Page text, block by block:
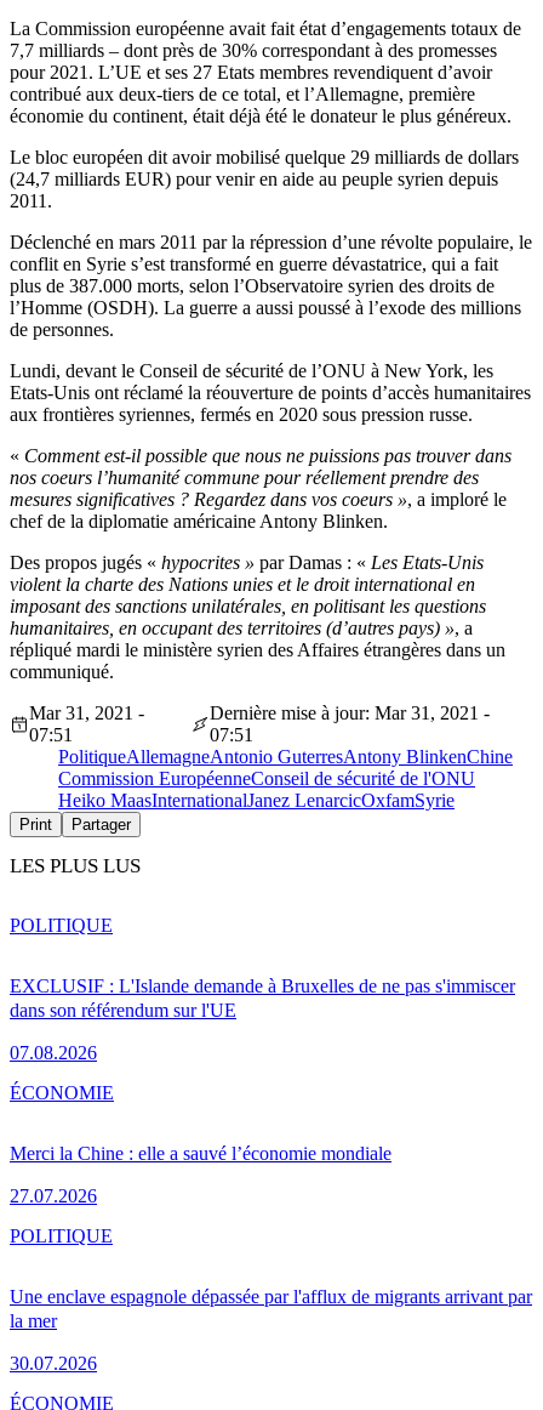
La Commission européenne avait fait état d’engagements totaux de
7,7 milliards – dont près de 30% correspondant à des promesses
pour 2021. L’UE et ses 27 Etats membres revendiquent d’avoir
contribué aux deux-tiers de ce total, et l’Allemagne, première
économie du continent, était déjà été le donateur le plus généreux.
Le bloc européen dit avoir mobilisé quelque 29 milliards de dollars
(24,7 milliards EUR) pour venir en aide au peuple syrien depuis
2011.
Déclenché en mars 2011 par la répression d’une révolte populaire, le
conflit en Syrie s’est transformé en guerre dévastatrice, qui a fait
plus de 387.000 morts, selon l’Observatoire syrien des droits de
l’Homme (OSDH). La guerre a aussi poussé à l’exode des millions
de personnes.
Lundi, devant le Conseil de sécurité de l’ONU à New York, les
Etats-Unis ont réclamé la réouverture de points d’accès humanitaires
aux frontières syriennes, fermés en 2020 sous pression russe.
« Comment est-il possible que nous ne puissions pas trouver dans
nos coeurs l’humanité commune pour réellement prendre des
mesures significatives ? Regardez dans vos coeurs », a imploré le
chef de la diplomatie américaine Antony Blinken.
Des propos jugés « hypocrites » par Damas : « Les Etats-Unis
violent la charte des Nations unies et le droit international en
imposant des sanctions unilatérales, en politisant les questions
humanitaires, en occupant des territoires (d’autres pays) », a
répliqué mardi le ministère syrien des Affaires étrangères dans un
communiqué.
Mar 31, 2021 -
07:51
Dernière mise à jour: Mar 31, 2021 -
07:51
PolitiqueAllemagneAntonio GuterresAntony BlinkenChine
Commission EuropéenneConseil de sécurité de l'ONU
Heiko MaasInternationalJanez LenarcicOxfamSyrie
Print Partager
LES PLUS LUS
EXCLUSIF : L'Islande demande à Bruxelles de ne pas s'immiscer
dans son référendum sur l'UE
07.08.2026
POLITIQUE
Merci la Chine : elle a sauvé l’économie mondiale
27.07.2026
ÉCONOMIE
Une enclave espagnole dépassée par l'afflux de migrants arrivant par
la mer
30.07.2026
POLITIQUE
ÉCONOMIE